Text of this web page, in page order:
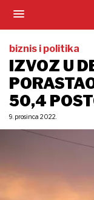
biznis i politika
IZVOZ U
50,4
9. prosinca 2022.